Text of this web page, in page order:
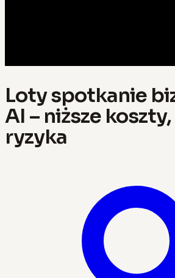
Loty spotkanie
AI – niższe
ryzyka